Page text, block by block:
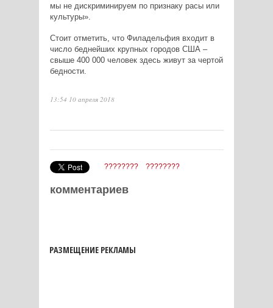
мы не дискриминируем по признаку расы или
культуры».
Стоит отметить, что Филадельфия входит в
число беднейших крупных городов США –
свыше 400 000 человек здесь живут за чертой
бедности.
13:54 10 апреля 2018
???????? ????????
комментариев
РАЗМЕЩЕНИЕ РЕКЛАМЫ